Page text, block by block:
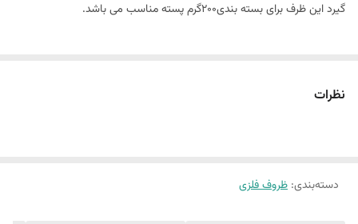
گیرد این ظرف برای بسته بندی200گرم پسته مناسب می باشد.
نظرات
دسته‌بندی: ظروف فلزی